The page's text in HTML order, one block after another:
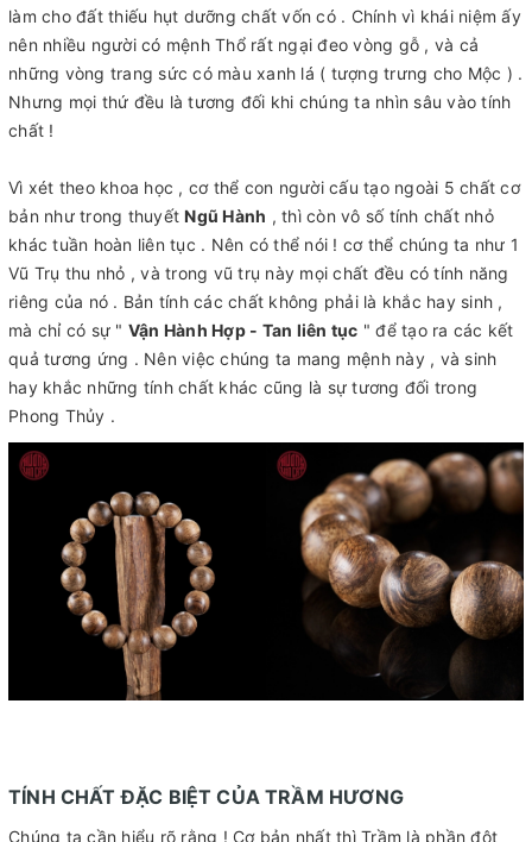
làm cho đất thiếu hụt dưỡng chất vốn có . Chính vì khái niệm ấy
nên nhiều người có mệnh Thổ rất ngại đeo vòng gỗ , và cả
những vòng trang sức có màu xanh lá ( tượng trưng cho Mộc ) .
Nhưng mọi thứ đều là tương đối khi chúng ta nhìn sâu vào tính
chất !
Vì xét theo khoa học , cơ thể con người cấu tạo ngoài 5 chất cơ
bản như trong thuyếtNgũ Hành , thì còn vô số tính chất nhỏ
khác tuần hoàn liên tục . Nên có thể nói ! cơ thể chúng ta như 1
Vũ Trụ thu nhỏ , và trong vũ trụ này mọi chất đều có tính năng
riêng của nó . Bản tính các chất không phải là khắc hay sinh ,
mà chỉ có sự " Vận Hành Hợp - Tan liên tục " để tạo ra các kết
quả tương ứng . Nên việc chúng ta mang mệnh này , và sinh
hay khắc những tính chất khác cũng là sự tương đối trong
Phong Thủy .
TÍNH CHẤT ĐẶC BIỆT CỦA TRẦM HƯƠNG
Chúng ta cần hiểu rõ rằng ! Cơ bản nhất thì Trầm là phần đột